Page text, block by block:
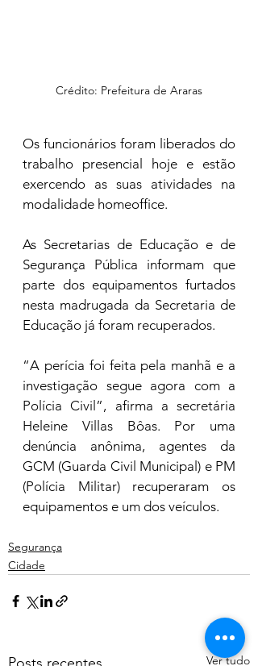
Crédito: Prefeitura de Araras
Os funcionários foram liberados do
trabalho presencial hoje e estão
exercendo as suas atividades na
modalidade homeoffice.
As Secretarias de Educação e de
Segurança Pública informam que
parte dos equipamentos furtados
nesta madrugada da Secretaria de
Educação já foram recuperados.
“A perícia foi feita pela manhã e a
investigação segue agora com a
Polícia Civil”, afirma a secretária
Heleine Villas Bôas. Por uma
denúncia anônima, agentes da
GCM (Guarda Civil Municipal) e PM
(Polícia Militar) recuperaram os
equipamentos e um dos veículos.
Segurança
Cidade
Ver tudo